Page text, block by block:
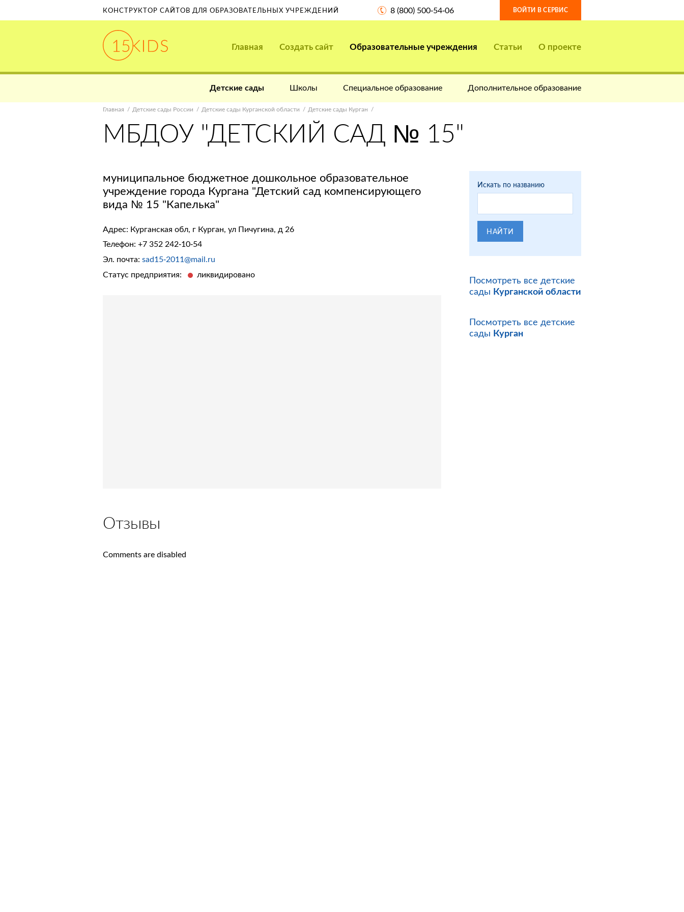
КОНСТРУКТОР САЙТОВ ДЛЯ ОБРАЗОВАТЕЛЬНЫХ УЧРЕЖДЕНИЙ 8 (800) 500-54-06 ВОЙТИ В СЕРВИС
Главная Создать сайт Образовательные учреждения Статьи О проекте
Детские сады Школы Специальное образование Дополнительное образование
Главная Детские сады России Детские сады Курганской области Детские сады Курган
МБДОУ "ДЕТСКИЙ САД № 15"
муниципальное бюджетное дошкольное образовательное
учреждение города Кургана "Детский сад компенсирующего
вида № 15 "Капелька"
Адрес: Курганская обл, г Курган, ул Пичугина, д 26
Телефон: +7 352 242-10-54
Эл. почта: sad15-2011@mail.ru
Статус предприятия:
ликвидировано
Отзывы
Comments are disabled
Искать по названию
НАЙТИ
Посмотреть все детские
сады Курганской области
Посмотреть все детские
сады Курган